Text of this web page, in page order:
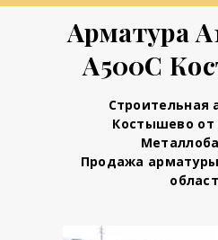
Арматура
А500С
Строительная
Костышево от
Продажа